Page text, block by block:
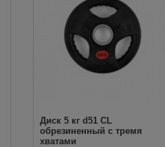
Диск 5 кг d51 CL
обрезиненный с тремя
хватами